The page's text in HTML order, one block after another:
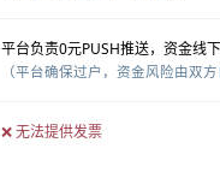
平台负责0元PUSH推送，资金线
（平台确保过户，资金风险由双方
❌ 无法提供发票